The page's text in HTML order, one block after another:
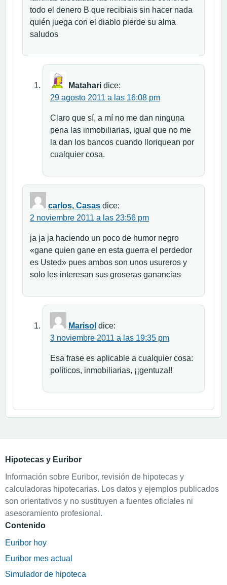
todo el denero B que recibiais sin hacer nada
quién juega con el diablo pierde su alma
saludos
Matahari dice:
29 agosto 2011 a las 16:08 pm
Claro que sí, a mí no me dan ninguna
pena las inmobiliarias, igual que no me
la dan los bancos cuando lloriquean por
cualquier cosa.
carlos, Casas dice:
2 noviembre 2011 a las 23:56 pm
ja ja ja haciendo un poco de humor negro
«gane quien gane en esta guerra el perdedor
es Usted» pues ambos son unos usureros y
solo les interesan sus groseras ganancias
Marisol dice:
3 noviembre 2011 a las 19:35 pm
Esa frase es aplicable a cualquier cosa:
políticos, inmobiliarias, ¡¡gentuza!!
Hipotecas y Euribor
Información sobre Euribor, revisión de hipotecas y
calculadoras hipotecarias. Los datos y ejemplos publicados
son orientativos y no sustituyen a fuentes oficiales ni
asesoramiento profesional.
Contenido
Euribor hoy
Euribor mes actual
Simulador de hipoteca